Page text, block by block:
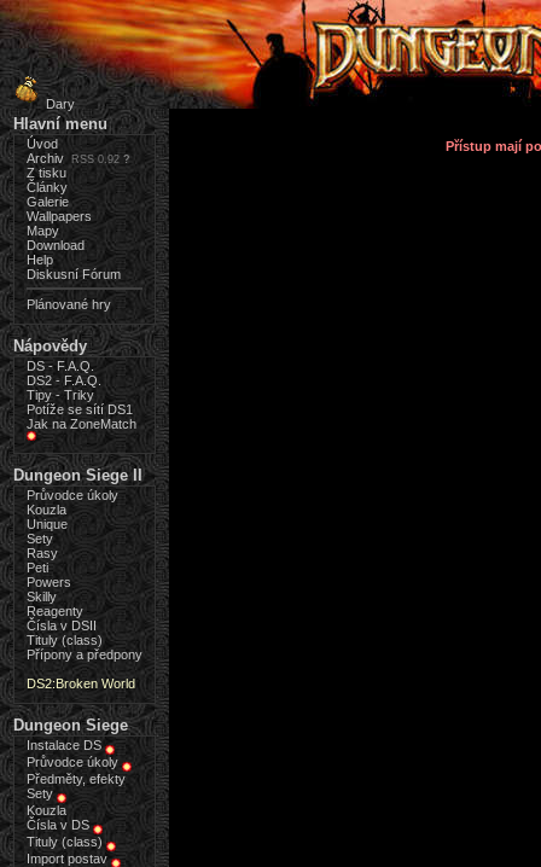
Dary
Hlavní menu
Úvod
Archiv
RSS 0.92 ?
Z tisku
Články
Galerie
Wallpapers
Mapy
Download
Help
Diskusní Fórum
Plánované hry
Nápovědy
DS - F.A.Q.
DS2 - F.A.Q.
Tipy - Triky
Potíže se sítí DS1
Jak na ZoneMatch
Dungeon Siege II
Průvodce úkoly
Kouzla
Unique
Sety
Rasy
Peti
Powers
Skilly
Reagenty
Čísla v DSII
Tituly (class)
Přípony a předpony
DS2:Broken World
Dungeon Siege
Instalace DS
Průvodce úkoly
Předměty, efekty
Sety
Kouzla
Čísla v DS
Tituly (class)
Import postav
Přístup mají